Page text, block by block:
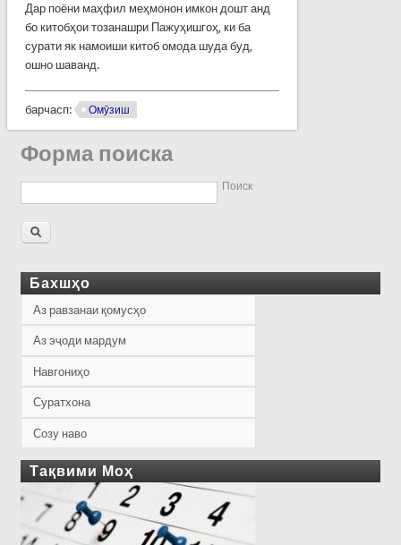
Дар поёни маҳфил меҳмонон имкон дошт анд
бо китобҳои тозанашри Пажуҳишгоҳ, ки ба
сурати як намоиши китоб омода шуда буд,
ошно шаванд.
барчасп: Омӯзиш
Форма поиска
Поиск
Бахшҳо
Аз равзанаи қомусҳо
Аз эҷоди мардум
Навгониҳо
Суратхона
Созу наво
Тақвими Моҳ